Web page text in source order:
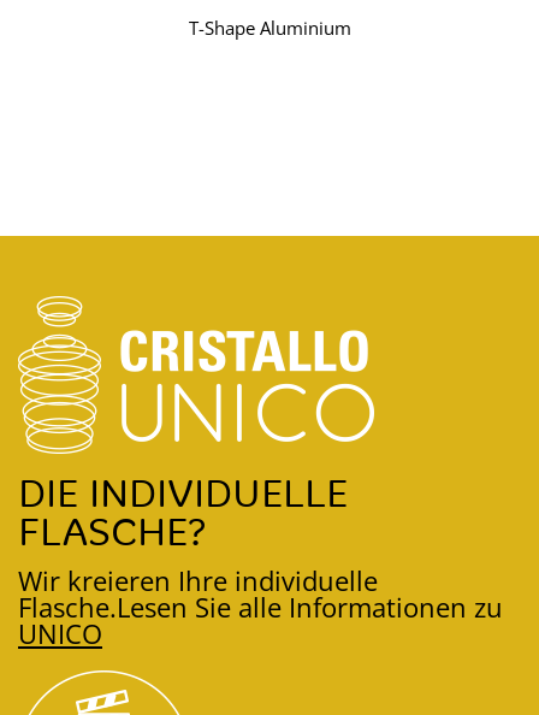
T-Shape Aluminium
DIE INDIVIDUELLE
FLASCHE?
Wir kreieren Ihre individuelle
Flasche.Lesen Sie alle Informationen zu
UNICO